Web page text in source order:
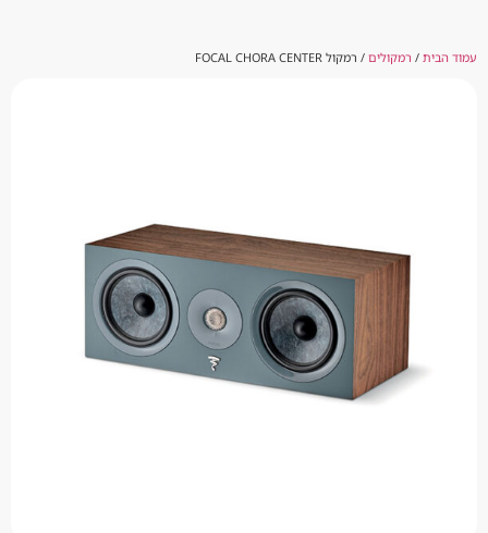
/ רמקול FOCAL CHORA CENTER